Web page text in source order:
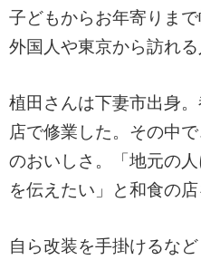
子どもからお年寄りま
外国人や東京から訪れる
植田さんは下妻市出身
店で修業した。その中
のおいしさ。「地元の
を伝えたい」と和食の店
自ら改装を手掛けるな